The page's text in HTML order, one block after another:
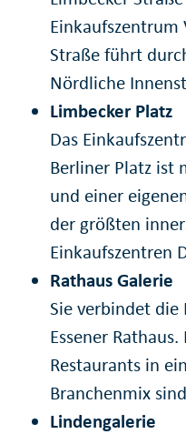
Einkaufszentrum
Straße führt
Nördliche
Limbecker Platz
Das
Berliner Platz ist
und einer
der größten
Einkaufszentren
Rathaus Galerie
Sie verbindet
Essener
Restaurants in
Branchenmix
Lindengalerie